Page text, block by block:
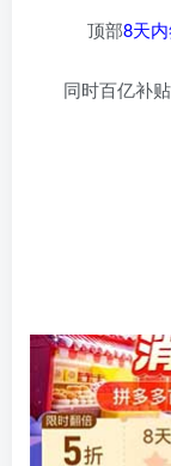
顶部8天
同时百亿补